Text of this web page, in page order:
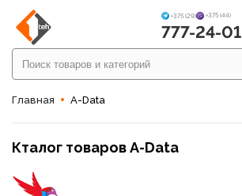
+375 (29) +375 (44)
777-24-01
Главная A-Data
Кталог товаров A-Data